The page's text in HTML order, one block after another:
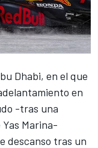
Dhabi, en el que
en
-tras una
Marina-
descanso tras un